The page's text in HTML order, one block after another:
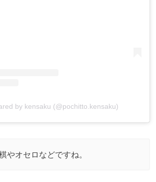
by kensaku (@pochitto.kensaku)
やオセロなどですね。